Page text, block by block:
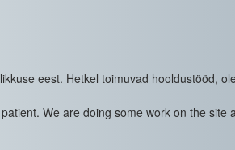
eest. Hetkel toimuvad hooldustööd,
We are doing some work on the site